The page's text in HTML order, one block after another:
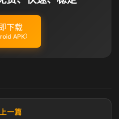
下载
APK）
上一篇